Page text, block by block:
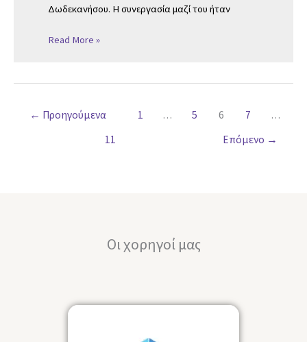
Δωδεκανήσου. Η συνεργασία μαζί του ήταν
Read More »
← Προηγούμενα 1 … 5 6 7
…
11
Επόμενο →
Οι χορηγοί μας